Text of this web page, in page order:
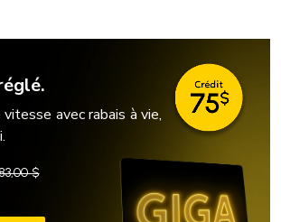
avec rabais à vie,
$